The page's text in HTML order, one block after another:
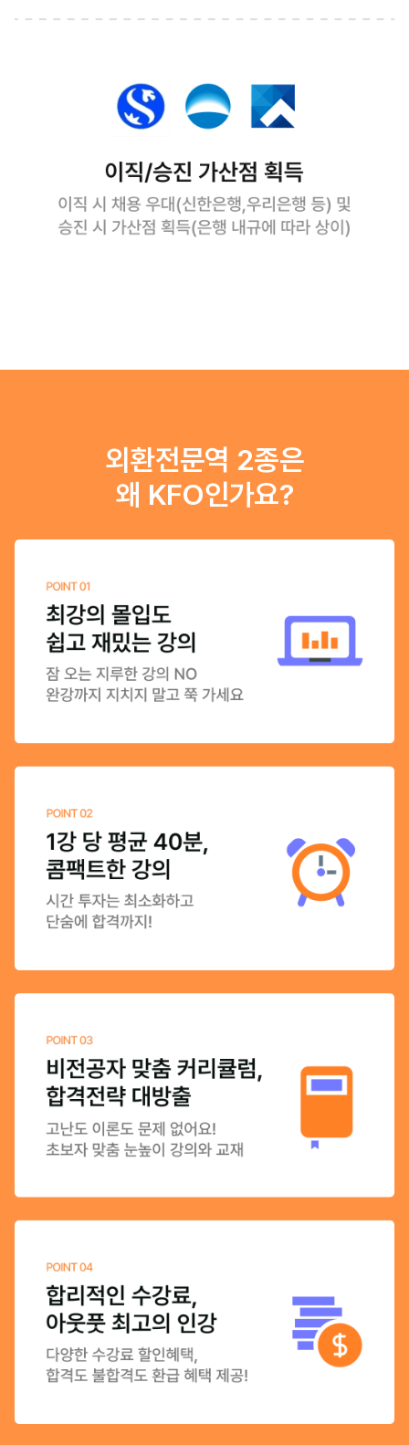
외환전문역 2종은
왜 KFO인가요?